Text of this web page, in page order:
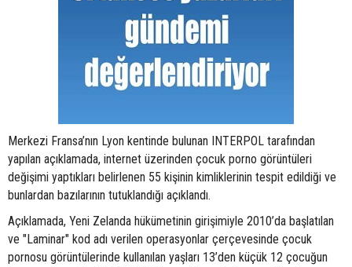
Merkezi Fransa’nın Lyon kentinde bulunan INTERPOL tarafından
yapılan açıklamada, internet üzerinden çocuk porno görüntüleri
değişimi yaptıkları belirlenen 55 kişinin kimliklerinin tespit edildiği ve
bunlardan bazılarının tutuklandığı açıklandı.
Açıklamada, Yeni Zelanda hükümetinin girişimiyle 2010’da başlatılan
ve "Laminar" kod adı verilen operasyonlar çerçevesinde çocuk
pornosu görüntülerinde kullanılan yaşları 13’den küçük 12 çocuğun